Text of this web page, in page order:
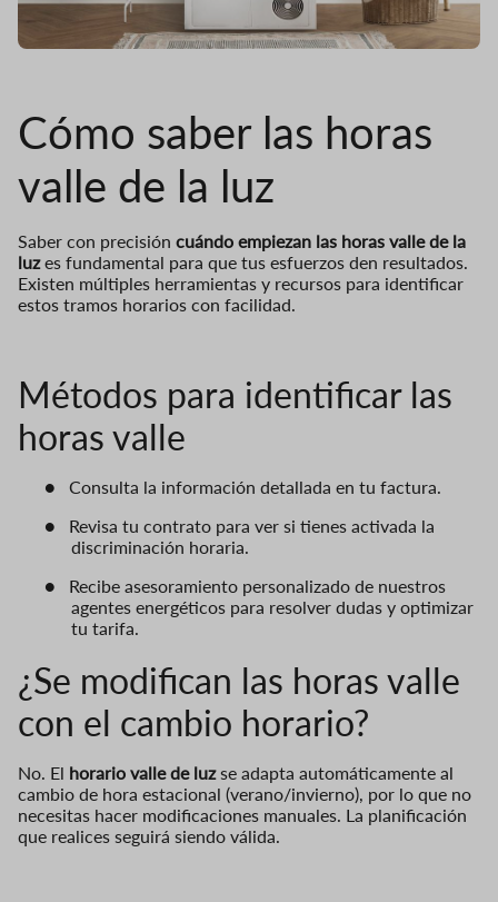
Cómo saber las horas
valle de la luz
Saber con precisión cuándo empiezan las horas valle de la
luzes fundamental para que tus esfuerzos den resultados.
Existen múltiples herramientas y recursos para identificar
estos tramos horarios con facilidad.
Métodos para identificar las
horas valle
●
Consulta la información detallada en tu factura.
●
Revisa tu contrato para ver si tienes activada la
discriminación horaria.
●
Recibe asesoramiento personalizado de nuestros
agentes energéticos para resolver dudas y optimizar
tu tarifa.
¿Se modifican las horas valle
con el cambio horario?
No. El horario valle de luzse adapta automáticamente al
cambio de hora estacional (verano/invierno), por lo que no
necesitas hacer modificaciones manuales. La planificación
que realices seguirá siendo válida.